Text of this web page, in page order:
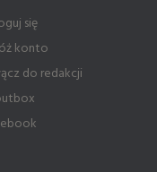
się
konto
do redakcji